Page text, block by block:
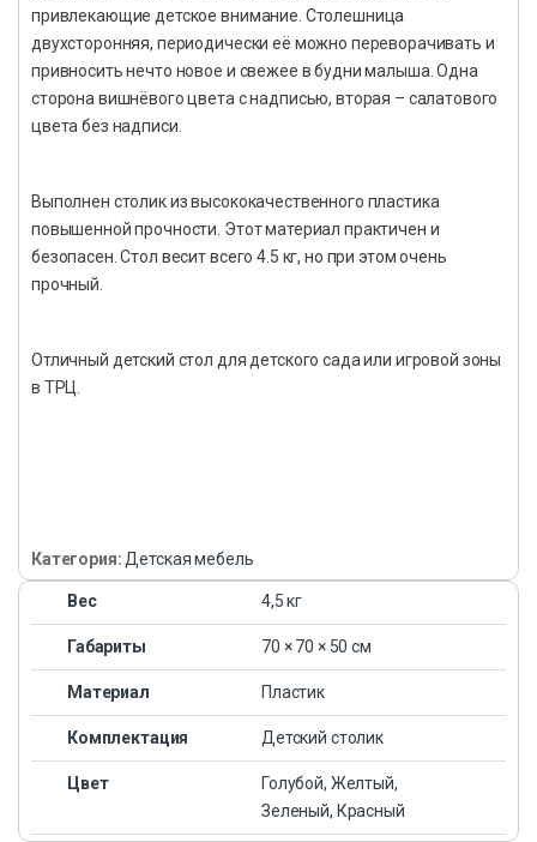
привлекающие детское внимание. Столешница
двухсторонняя, периодически её можно переворачивать и
привносить нечто новое и свежее в будни малыша. Одна
сторона вишнёвого цвета с надписью, вторая – салатового
цвета без надписи.
Выполнен столик из высококачественного пластика
повышенной прочности. Этот материал практичен и
безопасен. Стол весит всего 4.5 кг, но при этом очень
прочный.
Отличный детский стол для детского сада или игровой зоны
в ТРЦ.
Категория:Детская мебель
Вес 4,5 кг
Габариты 70 × 70 × 50 см
Материал Пластик
Комплектация Детский столик
Цвет
Голубой, Желтый,
Зеленый, Красный